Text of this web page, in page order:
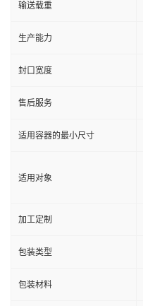
输送载重
生产能力
封口宽度
售后服务
适用容器的最小尺寸
适用对象
加工定制
包装类型
包装材料